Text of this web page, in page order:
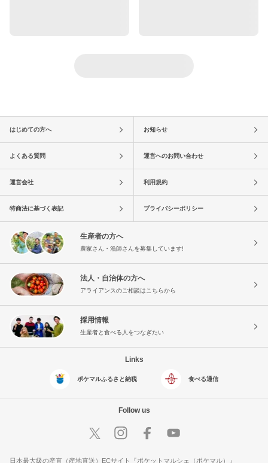
はじめての方へ お知らせ
よくある質問 運営へのお問い合わせ
運営会社 利用規約
特商法に基づく表記 プライバシーポリシー
生産者の方へ
農家さん・漁師さんを募集しています!
法人・自治体の方へ
アライアンスのご相談はこちらから
採用情報
生産者と食べる人をつなぎたい
Links
ポケマルふるさと納税 食べる通信
Follow us
日本最大級の産直（産地直送）ECサイト『ポケットマルシェ（ポケマル）』